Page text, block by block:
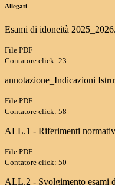
Allegati
Esami di idoneità
File PDF
Contatore click: 23
annotazione_Indicazioni
File PDF
Contatore click: 58
ALL.1 - Riferimenti
File PDF
Contatore click: 50
ALL.2 - Svolgimento esami